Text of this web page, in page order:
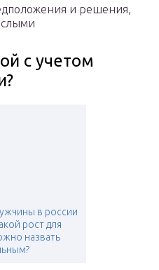
и решения,
с учетом
в россии
рост для
назвать